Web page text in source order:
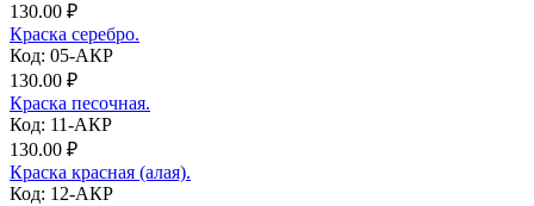
130.00 ₽
Краска серебро.
Код: 05-АКР
130.00 ₽
Краска песочная.
Код: 11-АКР
130.00 ₽
Краска красная (алая).
Код: 12-АКР